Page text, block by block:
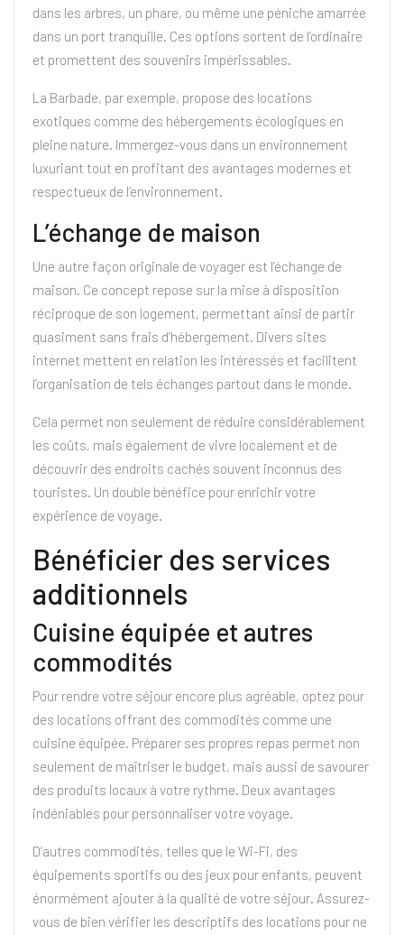
dans les arbres, un phare, ou même une péniche amarrée
dans un port tranquille. Ces options sortent de l’ordinaire
et promettent des souvenirs impérissables.
La Barbade, par exemple, propose des locations
exotiques comme des hébergements écologiques en
pleine nature. Immergez-vous dans un environnement
luxuriant tout en profitant des avantages modernes et
respectueux de l’environnement.
L’échange de maison
Une autre façon originale de voyager est l’échange de
maison. Ce concept repose sur la mise à disposition
réciproque de son logement, permettant ainsi de partir
quasiment sans frais d’hébergement. Divers sites
internet mettent en relation les intéressés et facilitent
l’organisation de tels échanges partout dans le monde.
Cela permet non seulement de réduire considérablement
les coûts, mais également de vivre localement et de
découvrir des endroits cachés souvent inconnus des
touristes. Un double bénéfice pour enrichir votre
expérience de voyage.
Bénéficier des services
additionnels
Cuisine équipée et autres
commodités
Pour rendre votre séjour encore plus agréable, optez pour
des locations offrant des commodités comme une
cuisine équipée. Préparer ses propres repas permet non
seulement de maîtriser le budget, mais aussi de savourer
des produits locaux à votre rythme. Deux avantages
indéniables pour personnaliser votre voyage.
D’autres commodités, telles que le Wi-Fi, des
équipements sportifs ou des jeux pour enfants, peuvent
énormément ajouter à la qualité de votre séjour. Assurez-
vous de bien vérifier les descriptifs des locations pour ne